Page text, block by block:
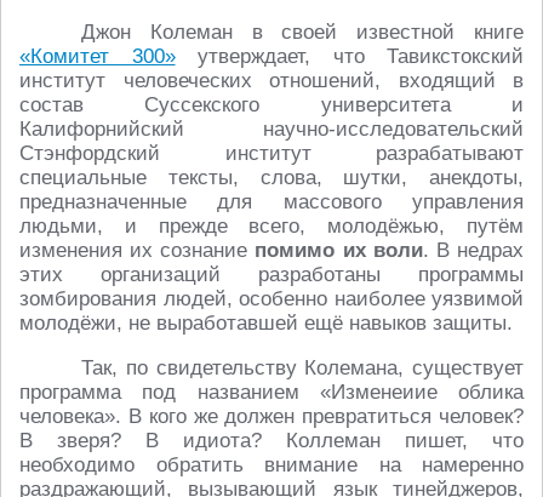
Джон Колеман в своей известной книге
«Комитет 300»утверждает, что Тавикстокский
институт человеческих отношений, входящий в
состав Суссекского университета и
Калифорнийский научно-исследовательский
Стэнфордский институт разрабатывают
специальные тексты, слова, шутки, анекдоты,
предназначенные для массового управления
людьми, и прежде всего, молодёжью, путём
изменения их сознание помимо их воли. В недрах
этих организаций разработаны программы
зомбирования людей, особенно наиболее уязвимой
молодёжи, не выработавшей ещё навыков защиты.
Так, по свидетельству Колемана, существует
программа под названием «Изменеиие облика
человека». В кого же должен превратиться человек?
В зверя? В идиота? Коллеман пишет, что
необходимо обратить внимание на намеренно
раздражающий, вызывающий язык тинейджеров,